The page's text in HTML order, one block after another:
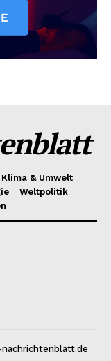
Klima & Umwelt
Weltpolitik